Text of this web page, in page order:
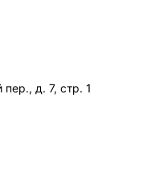
д. 7, стр. 1